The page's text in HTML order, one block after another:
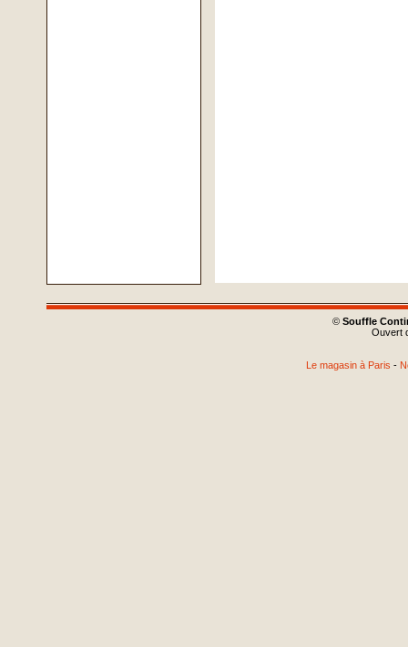
© Souffle
Ouvert
Le magasin à Paris -